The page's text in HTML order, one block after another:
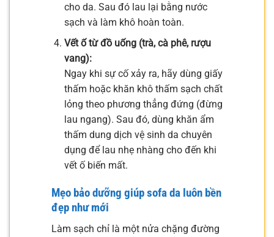
cho da. Sau đó lau lại bằng nước
sạch và làm khô hoàn toàn.
Vết ố từ đồ uống (trà, cà phê, rượu
vang):
Ngay khi sự cố xảy ra, hãy dùng giấy
thấm hoặc khăn khô thấm sạch chất
lỏng theo phương thẳng đứng (đừng
lau ngang). Sau đó, dùng khăn ẩm
thấm dung dịch vệ sinh da chuyên
dụng để lau nhẹ nhàng cho đến khi
vết ố biến mất.
Mẹo bảo dưỡng giúp sofa da luôn bền
đẹp như mới
Làm sạch chỉ là một nửa chặng đường